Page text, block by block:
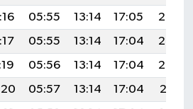
05:55 13:14 17:05
20:23
05:55 13:14 17:04
20:22
05:56 13:14 17:04
20:22
05:57 13:14 17:04
20:21